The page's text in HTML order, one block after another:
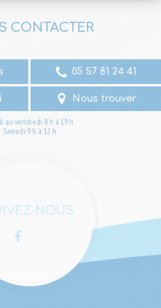
CONTACTER
05 57 81 24 41
au vendredi 8 h à 19 h
Samedi 9 h à 12 h
Nous trouver
NOUS
Facebook